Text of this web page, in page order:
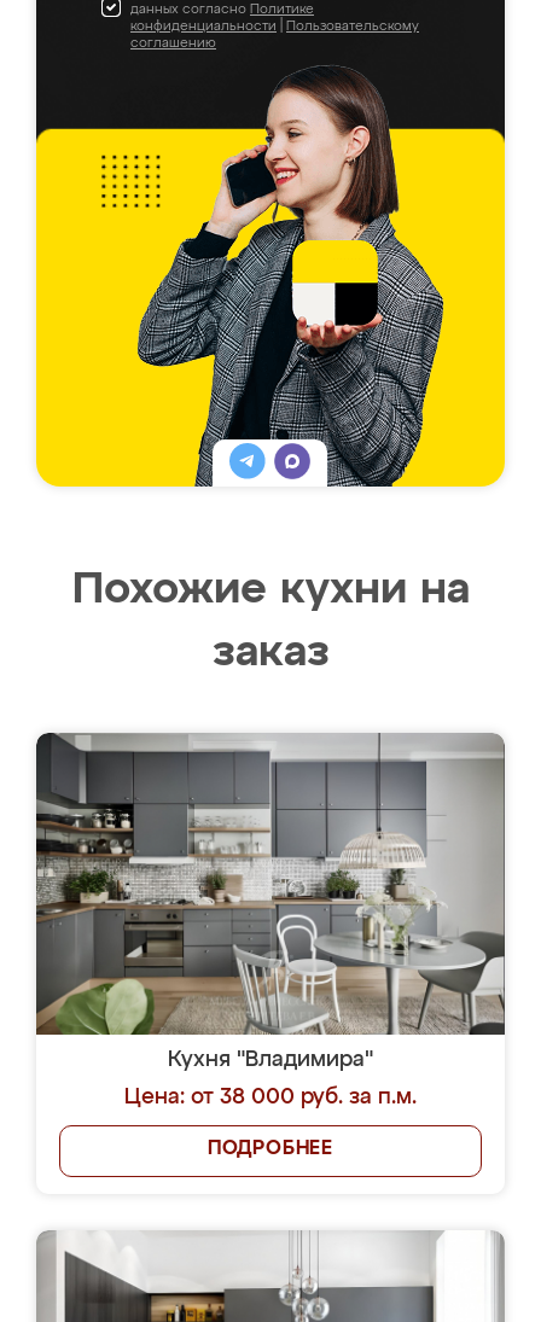
данных согласно Политике
конфиденциальности
Пользовательскому
соглашению
Похожие кухни на
заказ
Кухня "Владимира"
Цена: от 38 000 руб. за п.м.
ПОДРОБНЕЕ